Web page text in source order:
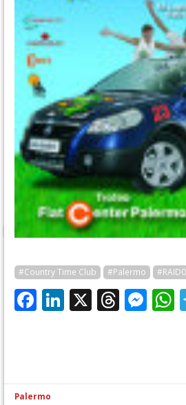
#Country Time Club #Palermo
Facebook
LinkedIn
X
Palermo